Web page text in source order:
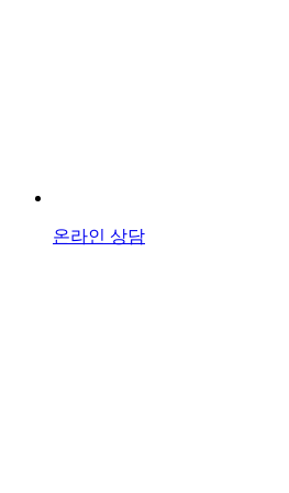
온라인 상담